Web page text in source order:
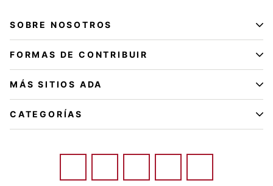
SOBRE NOSOTROS
FORMAS DE CONTRIBUIR
MÁS SITIOS ADA
CATEGORÍAS